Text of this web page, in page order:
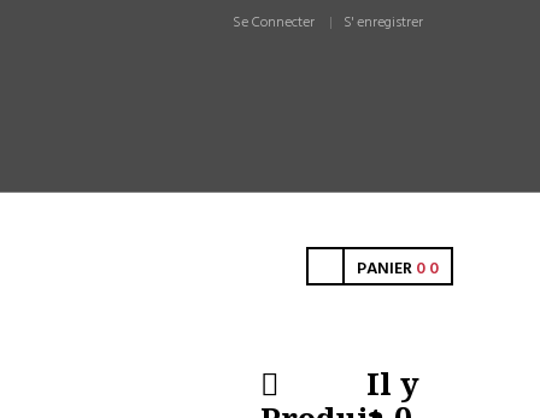
Se Connecter S' enregistrer
PANIER00
Il y